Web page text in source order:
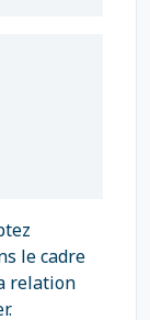
le cadre
relation